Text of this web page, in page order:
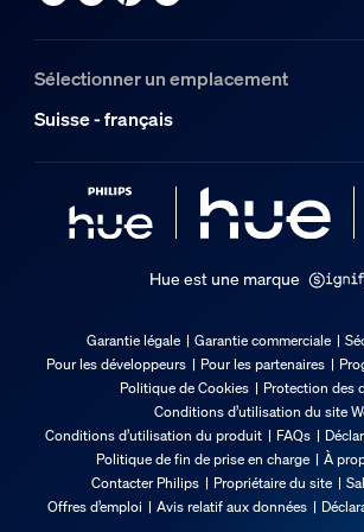
Température de fonctionnement
-20 °C à 45 °C
Gradable avec l'application et la
Caractéristiques
Indice de rendu de couleur (IRC)
Quelle est la portée
Sélectionner un emplacement
Suisse - français
Hue est une marque
Garantie légale Garantie commerciale
Pour les développeurs
Pour les partenaires
Politique de Cookies
Protection des
Conditions d’utilisation du site
Conditions d’utilisation du produit
FAQs
Politique de fin de prise en charge
À
Contacter Philips
Propriétaire du site
Offres d’emploi
Avis relatif aux données